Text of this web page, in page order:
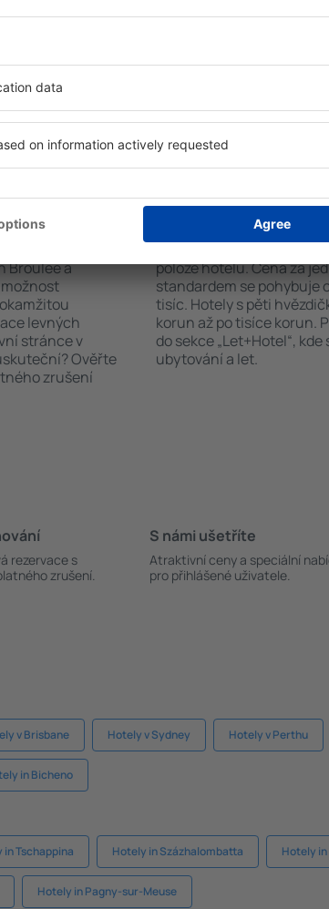
je vyhledávací
naší rozsáhlé
polí vepište
ještě
několika
zařízení.
centra, způsob
obdržel od
Hotely in Broulee se řadí
vybavením pro hosty.
bezplatné wi-fi, SPA
centrum, restaurace,
informační brožury o
nabízejí i transport z/na
historických památkách
Broulee a
levných
stránce v
Ověřte
zrušení
Kolik stojí hotel in
Ceny za nocleh in
poloze hotelu. Cena za
standardem se pohybuje
tisíc. Hotely s pěti
korun až po tisíce korun.
do sekce „Let+Hotel“,
ubytování a let.
rezervace s
zrušení.
S námi ušetříte
Atraktivní ceny a speciální
pro přihlášené uživatele.
v Brisbane Hotely v Sydney Hotely v Perthu
in Bicheno
in Tschappina Hotely in Százhalombatta Hotely
Hotely in Pagny-sur-Meuse